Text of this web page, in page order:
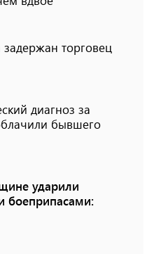
торговец
диагноз за
бывшего
ударили
боеприпасами: